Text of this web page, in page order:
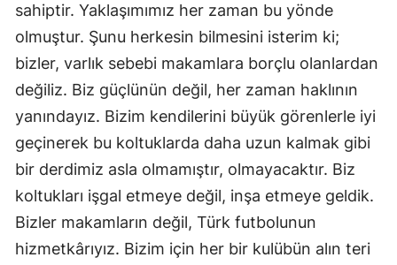
sahiptir. Yaklaşımımız her zaman bu yönde
olmuştur. Şunu herkesin bilmesini isterim ki;
bizler, varlık sebebi makamlara borçlu olanlardan
değiliz. Biz güçlünün değil, her zaman haklının
yanındayız. Bizim kendilerini büyük görenlerle iyi
geçinerek bu koltuklarda daha uzun kalmak gibi
bir derdimiz asla olmamıştır, olmayacaktır. Biz
koltukları işgal etmeye değil, inşa etmeye geldik.
Bizler makamların değil, Türk futbolunun
hizmetkârıyız. Bizim için her bir kulübün alın teri